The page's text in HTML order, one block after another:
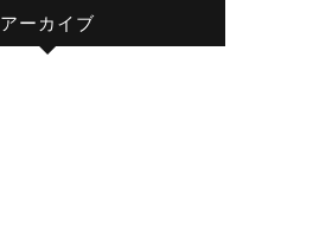
アーカイブ